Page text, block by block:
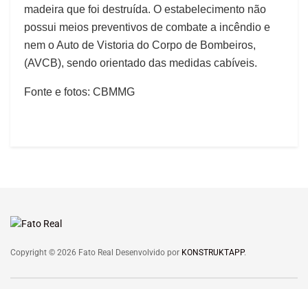
madeira que foi destruída. O estabelecimento não
possui meios preventivos de combate a incêndio e
nem o Auto de Vistoria do Corpo de Bombeiros,
(AVCB), sendo orientado das medidas cabíveis.
Fonte e fotos: CBMMG
Copyright © 2026 Fato Real Desenvolvido por KONSTRUKTAPP.